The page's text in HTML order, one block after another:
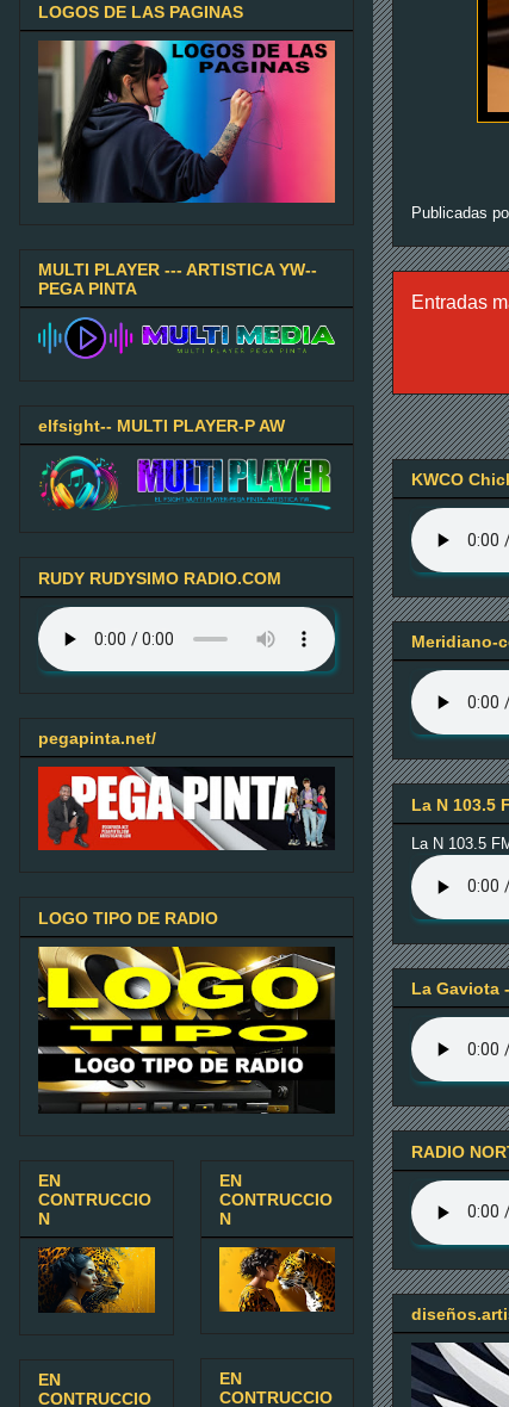
Publicadas
Entradas
KWCO
Meridiano-
La N 103.5
La N 103.5
La Gaviota
RADIO
LOGOS DE LAS PAGINAS
MULTI PLAYER --- ARTISTICA YW--
PEGA PINTA
elfsight-- MULTI PLAYER-P AW
RUDY RUDYSIMO RADIO.COM
pegapinta.net/
LOGO TIPO DE RADIO
EN
CONTRUCCIO
N
EN
CONTRUCCIO
EN
CONTRUCCIO
N
EN
CONTRUCCIO